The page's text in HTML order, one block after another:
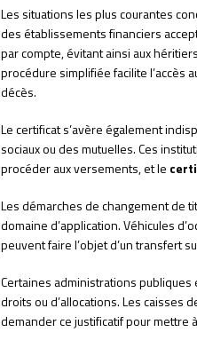
Les situations les plus courantes
des établissements financiers
par compte, évitant ainsi aux
procédure simplifiée facilite l’accès
décès.
Le certificat s’avère également
sociaux ou des mutuelles. Ces
procéder aux versements, et le
Les démarches de changement de
domaine d’application. Véhicules
peuvent faire l’objet d’un transfert
Certaines administrations publiques
droits ou d’allocations. Les caisses
demander ce justificatif pour mettre